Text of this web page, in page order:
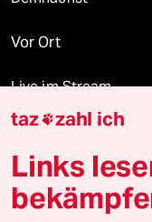
Vor Ort
Live im Stream
Vergangene
taz lab 2027
taz zahl ich
Links